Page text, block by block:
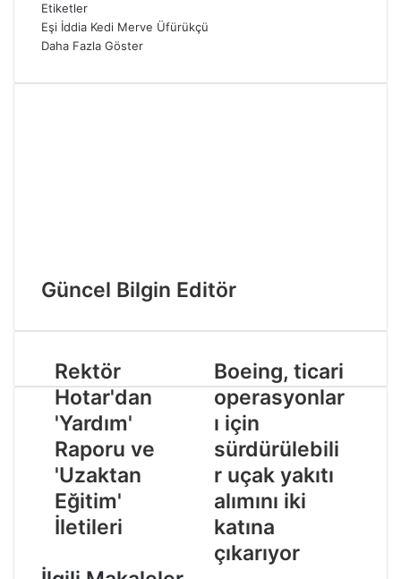
Etiketler
Eşi İddia Kedi Merve Üfürükçü
Daha Fazla Göster
Güncel Bilgin Editör
Rektör
Hotar'dan
'Yardım'
Raporu ve
'Uzaktan
Eğitim'
İletileri
Boeing, ticari
operasyonlar
ı için
sürdürülebili
r uçak yakıtı
alımını iki
katına
çıkarıyor